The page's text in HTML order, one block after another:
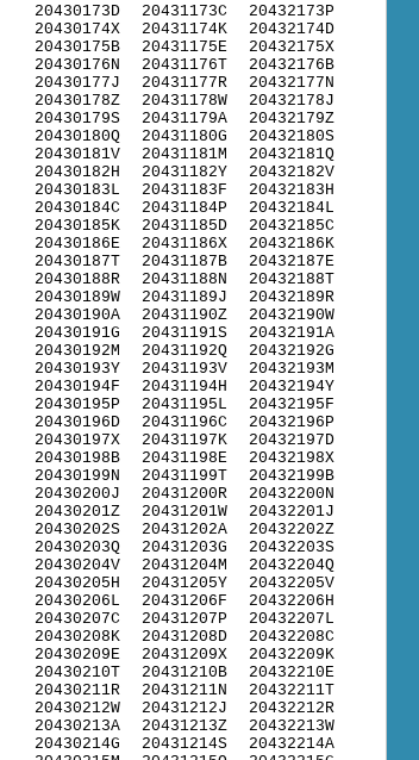
20430173D
20430174X
20430175B
20430176N
20430177J
20430178Z
20430179S
20430180Q
20430181V
20430182H
20430183L
20430184C
20430185K
20430186E
20430187T
20430188R
20430189W
20430190A
20430191G
20430192M
20430193Y
20430194F
20430195P
20430196D
20430197X
20430198B
20430199N
20430200J
20430201Z
20430202S
20430203Q
20430204V
20430205H
20430206L
20430207C
20430208K
20430209E
20430210T
20430211R
20430212W
20430213A
20430214G
20431173C
20431174K
20431175E
20431176T
20431177R
20431178W
20431179A
20431180G
20431181M
20431182Y
20431183F
20431184P
20431185D
20431186X
20431187B
20431188N
20431189J
20431190Z
20431191S
20431192Q
20431193V
20431194H
20431195L
20431196C
20431197K
20431198E
20431199T
20431200R
20431201W
20431202A
20431203G
20431204M
20431205Y
20431206F
20431207P
20431208D
20431209X
20431210B
20431211N
20431212J
20431213Z
20431214S
20432173P
20432174D
20432175X
20432176B
20432177N
20432178J
20432179Z
20432180S
20432181Q
20432182V
20432183H
20432184L
20432185C
20432186K
20432187E
20432188T
20432189R
20432190W
20432191A
20432192G
20432193M
20432194Y
20432195F
20432196P
20432197D
20432198X
20432199B
20432200N
20432201J
20432202Z
20432203S
20432204Q
20432205V
20432206H
20432207L
20432208C
20432209K
20432210E
20432211T
20432212R
20432213W
20432214A